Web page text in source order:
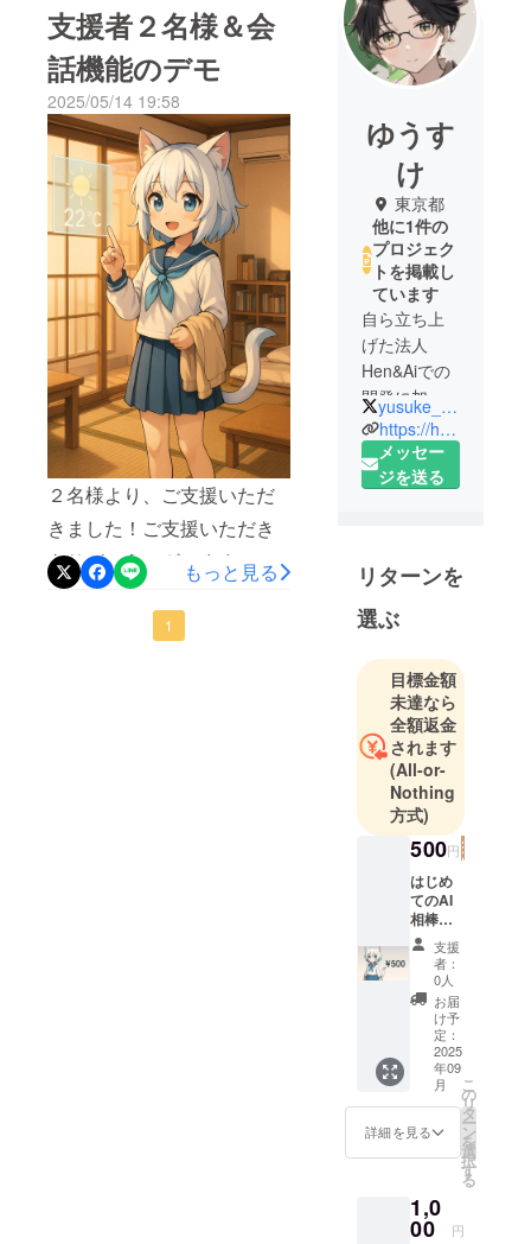
支援者２名様＆会
話機能のデモ
2025/05/14 19:58
２名様より、ご支援いただ
きました！ご支援いただき
ありがとうございます！励
みになります。ルリネちゃ
んと音声会話できるプロト
もっと見る
1
ゆうす
け
東京都
他に1件の
プロジェク
トを掲載し
ています
自ら立ち上
げた法人
Hen&Aiでの
開発に加え
て、専門性
の高い少数
精鋭チーム
めていま
す。
高専出身
で、中学生
のころから
プログラミ
ングを始
め、長年に
わたるシス
テム開発経
験と、約10
発・AI活用経
験を積んで
きました。
これまでの
キャリアを
「一見不可
能に思える
ことを、技
術で可能に
うテーマを
一貫して追
yusuke_hentoai
https://hentoai.com/
メッセー
ジを送る
リターンを
選ぶ
目標金額
未達なら
全額返金
されます
(All-or-
Nothing
方式)
500円
はじめ
てのAI
相棒プ
ラン ・
Omniroi
d AIの
一ヶ月
間利用
権 →
文字で
の会
話、簡
単なタ
スクの
依頼：
無制限
レミア
ム機能
支援
者：
0人
お届
け予
定：
2025
年09
月
詳細を見る
こ
の
リ
タ
ー
ン
を
選
択
す
る
1,0
00 円